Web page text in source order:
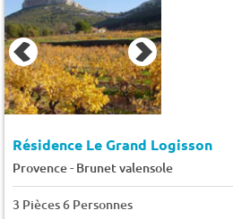
Résidence Le Grand Logisson
Provence- Brunet valensole
3 Pièces 6 Personnes